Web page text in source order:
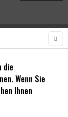
DH
die
Wenn Sie
Ihnen